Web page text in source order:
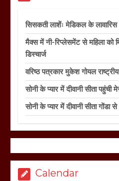
सिसकती लाशेंः मेडिकल के लावारिस
मैक्स में नी-रिप्लेसमेंट से महिला को
डिस्चार्ज
वरिष्ठ पत्रकार मुकेश गोयल
सोनी के प्यार में दीवानी सीता पहुंची
सोनी के प्यार में दीवानी सीता
Calendar